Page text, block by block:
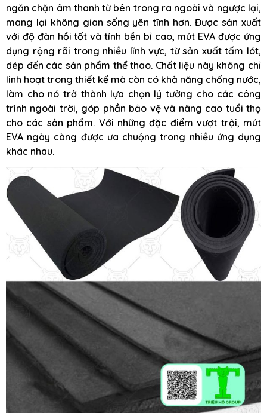
ngăn chặn âm thanh từ bên trong ra ngoài và ngược lại,
mang lại không gian sống yên tĩnh hơn. Được sản xuất
với độ đàn hồi tốt và tính bền bỉ cao, mút EVA được ứng
dụng rộng rãi trong nhiều lĩnh vực, từ sản xuất tấm lót,
dép đến các sản phẩm thể thao. Chất liệu này không chỉ
linh hoạt trong thiết kế mà còn có khả năng chống nước,
làm cho nó trở thành lựa chọn lý tưởng cho các công
trình ngoài trời, góp phần bảo vệ và nâng cao tuổi thọ
cho các sản phẩm. Với những đặc điểm vượt trội, mút
EVA ngày càng được ưa chuộng trong nhiều ứng dụng
khác nhau.